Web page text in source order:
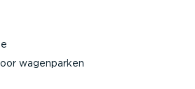
wagenparken